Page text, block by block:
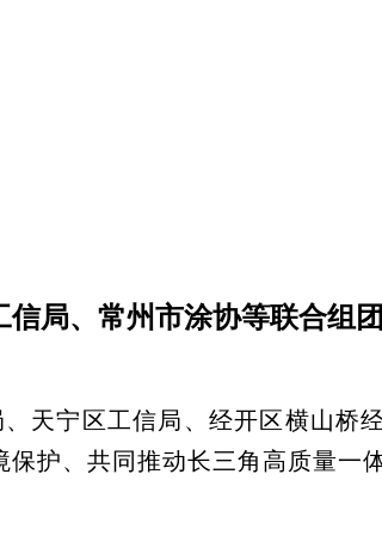
局、常州市涂协等联合组
天宁区工信局、经开区横山桥
保护、共同推动长三角高质量一